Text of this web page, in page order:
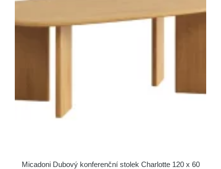
Micadoni Dubový konferenční stolek Charlotte 120 x 60